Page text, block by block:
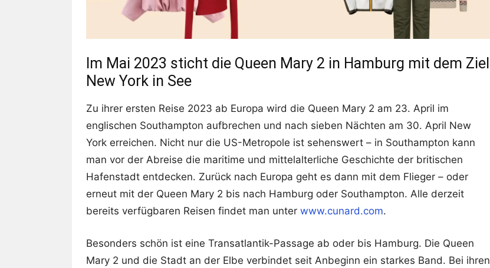
Im Mai 2023 sticht die Queen Mary 2 in Hamburg mit dem Ziel
New York in See
Zu ihrer ersten Reise 2023 ab Europa wird die Queen Mary 2 am 23. April im
englischen Southampton aufbrechen und nach sieben Nächten am 30. April New
York erreichen. Nicht nur die US-Metropole ist sehenswert – in Southampton kann
man vor der Abreise die maritime und mittelalterliche Geschichte der britischen
Hafenstadt entdecken. Zurück nach Europa geht es dann mit dem Flieger – oder
erneut mit der Queen Mary 2 bis nach Hamburg oder Southampton. Alle derzeit
bereits verfügbaren Reisen findet man unter www.cunard.com.
Besonders schön ist eine Transatlantik-Passage ab oder bis Hamburg. Die Queen
Mary 2 und die Stadt an der Elbe verbindet seit Anbeginn ein starkes Band. Bei ihren